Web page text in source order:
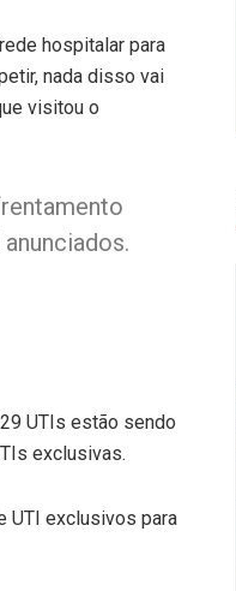
hospitalar para
nada disso vai
visitou o
UTIs estão sendo
exclusivas.
UTI exclusivos para